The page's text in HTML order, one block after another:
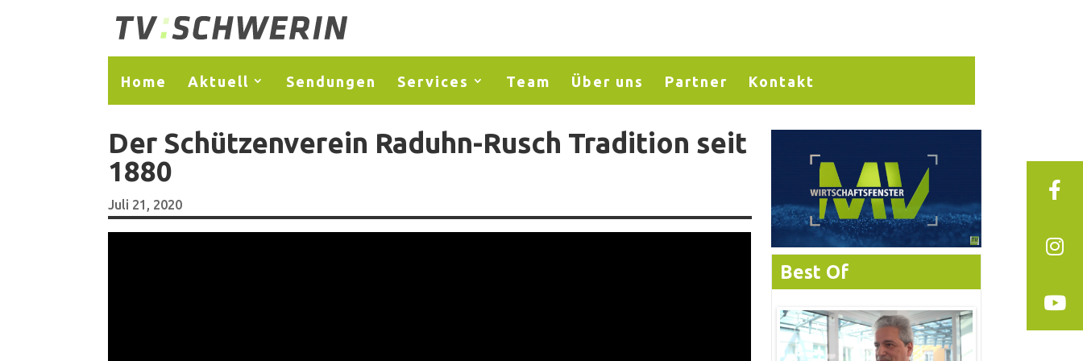
Home Aktuell Sendungen Services Team Über uns Partner Kontakt
Der Schützenverein Raduhn-Rusch Tradition seit
1880
Juli 21, 2020
Best Of